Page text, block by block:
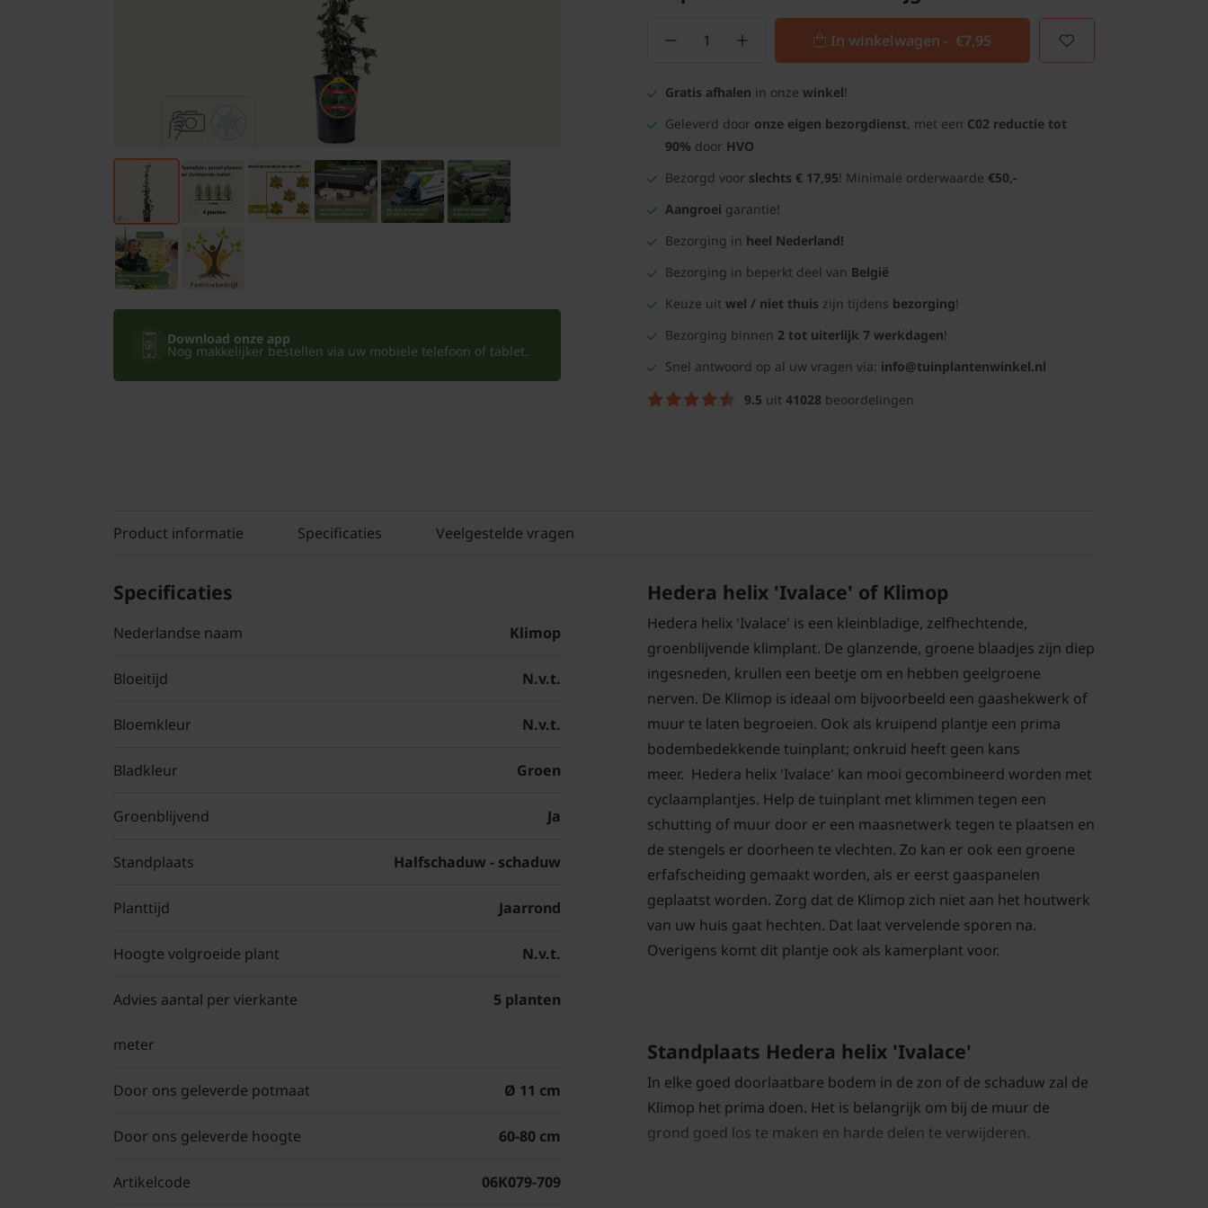
Kamerplanten
Bloempotten
Download onze app
Nog makkelijker bestellen via uw mobiele telefoon of tablet.
In winkelwagen - €7,95
Gratis afhalen in onze winkel!
Geleverd door onze eigen bezorgdienst, met een C02 reductie tot
90% door HVO
Bezorgd voor slechts € 17,95! Minimale orderwaarde €50,-
Aangroei garantie!
Bezorging in heel Nederland!
Bezorging in beperkt deel van België
Keuze uit wel / niet thuis zijn tijdens bezorging!
Bezorging binnen 2 tot uiterlijk 7 werkdagen!
Snel antwoord op al uw vragen via: info@tuinplantenwinkel.nl
9.5 uit 41028 beoordelingen
Product informatie Specificaties Veelgestelde vragen
Specificaties
Nederlandse naam Klimop
Bloeitijd N.v.t.
Bloemkleur N.v.t.
Bladkleur Groen
Groenblijvend Ja
Standplaats Halfschaduw - schaduw
Planttijd Jaarrond
Hoogte volgroeide plant N.v.t.
Advies aantal per vierkante
meter
5 planten
Door ons geleverde potmaat Ø 11 cm
Door ons geleverde hoogte 60-80 cm
Artikelcode 06K079-709
Hedera helix 'Ivalace' of Klimop
Hedera helix 'Ivalace' is een kleinbladige, zelfhechtende,
groenblijvende klimplant. De glanzende, groene blaadjes zijn diep
ingesneden, krullen een beetje om en hebben geelgroene
nerven. De Klimop is ideaal om bijvoorbeeld een gaashekwerk of
muur te laten begroeien. Ook als kruipend plantje een prima
bodembedekkende tuinplant; onkruid heeft geen kans
meer. Hedera helix 'Ivalace' kan mooi gecombineerd worden met
cyclaamplantjes. Help de tuinplant met klimmen tegen een
schutting of muur door er een maasnetwerk tegen te plaatsen en
de stengels er doorheen te vlechten. Zo kan er ook een groene
erfafscheiding gemaakt worden, als er eerst gaaspanelen
geplaatst worden. Zorg dat de Klimop zich niet aan het houtwerk
van uw huis gaat hechten. Dat laat vervelende sporen na.
Overigens komt dit plantje ook als kamerplant voor.
Standplaats Hedera helix 'Ivalace'
In elke goed doorlaatbare bodem in de zon of de schaduw zal de
Klimop het prima doen. Het is belangrijk om bij de muur de
grond goed los te maken en harde delen te verwijderen.